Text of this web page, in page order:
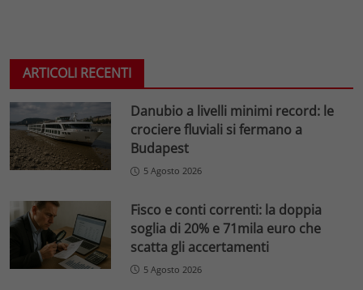
ARTICOLI RECENTI
Danubio a livelli minimi record: le
crociere fluviali si fermano a
Budapest
5 Agosto 2026
Fisco e conti correnti: la doppia
soglia di 20% e 71mila euro che
scatta gli accertamenti
5 Agosto 2026